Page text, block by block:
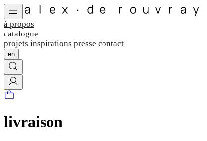
à propos
catalogue
projets inspirations presse contact
en
livraison